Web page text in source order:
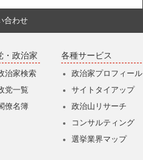
合わせ
・政治家
治家検索
党一覧
僚名簿
各種サービス
政治家プロフィール
サイトタイアップ
政治山リサーチ
コンサルティング
選挙業界マップ